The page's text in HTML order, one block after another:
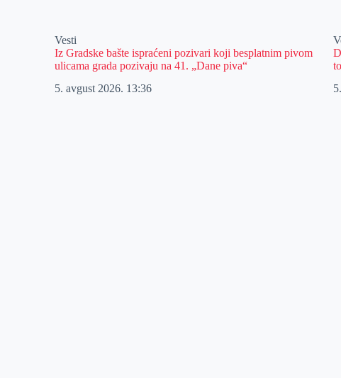
Vesti
Iz Gradske bašte ispraćeni pozivari koji besplatnim pivom
ulicama grada pozivaju na 41. „Dane piva“
5. avgust 2026. 13:36